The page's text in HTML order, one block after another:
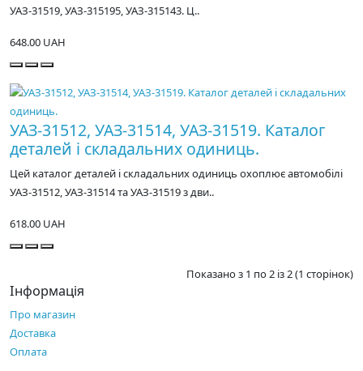
УАЗ-31519, УАЗ-315195, УАЗ-315143. Ц..
648.00 UAH
УАЗ-31512, УАЗ-31514, УАЗ-31519. Каталог
деталей і складальних одиниць.
Цей каталог деталей і складальних одиниць охоплює автомобілі
УАЗ-31512, УАЗ-31514 та УАЗ-31519 з дви..
618.00 UAH
Показано з 1 по 2 із 2 (1 сторінок)
Інформація
Про магазин
Доставка
Оплата